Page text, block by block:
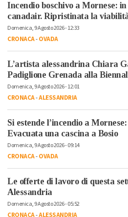
Incendio boschivo a Mornese: in
canadair. Ripristinata la
Domenica, 9 Agosto 2026 - 12:33
CRONACA-OVADA
L’artista alessandrina Chiara
Padiglione Grenada alla
Domenica, 9 Agosto 2026 - 12:01
CRONACA-ALESSANDRIA
Si estende l’incendio a
Evacuata una cascina a Bosio
Domenica, 9 Agosto 2026 - 09:14
CRONACA-OVADA
Le offerte di lavoro di questa
Alessandria
Domenica, 9 Agosto 2026 - 05:52
CRONACA-ALESSANDRIA